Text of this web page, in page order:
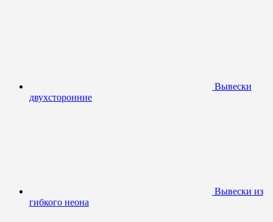
Вывески
двухсторонние
Вывески из
гибкого неона